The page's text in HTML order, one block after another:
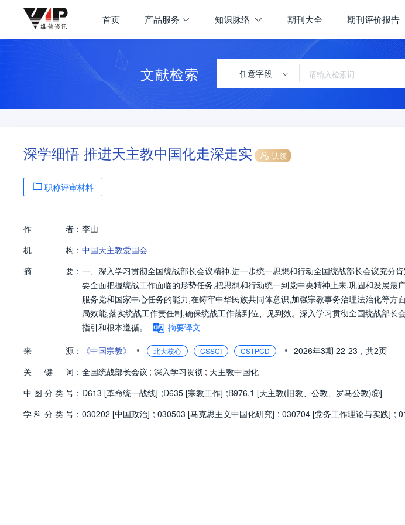
首页 产品服务 知识脉络 期刊大全 期刊评价报告
文献检索 任意字段
深学细悟 推进天主教中国化走深走实 认领
职称评审材料
作 者： 李山
机
构： 中国天主教爱国会
摘
要： 一、深入学习贯彻全国统战部长会议精神,进一步统一思想和行动全国统战部长会议充分
要全面把握统战工作面临的形势任务,把思想和行动统一到党中央精神上来,巩固和发展最
服务党和国家中心任务的能力,在铸牢中华民族共同体意识,加强宗教事务治理法治化等方
局效能,落实统战工作责任制,确保统战工作落到位、见到效。深入学习贯彻全国统战部长
指引和根本遵循。
摘要译文
来
源： 《中国宗教》 • 北大核心 CSSCI CSTPCD • 2026年3期 22-23， 共2页
关
键 词： 全国统战部长会议 ; 深入学习贯彻 ; 天主教中国化
中 图 分 类 号： D613 [革命统一战线] ;D635 [宗教工作] ;B976.1 [天主教(旧教、公教、罗马公教)⑨]
学 科 分 类 号： 030202 [中国政治] ; 030503 [马克思主义中国化研究] ; 030704 [党务工作理论与实践] ;